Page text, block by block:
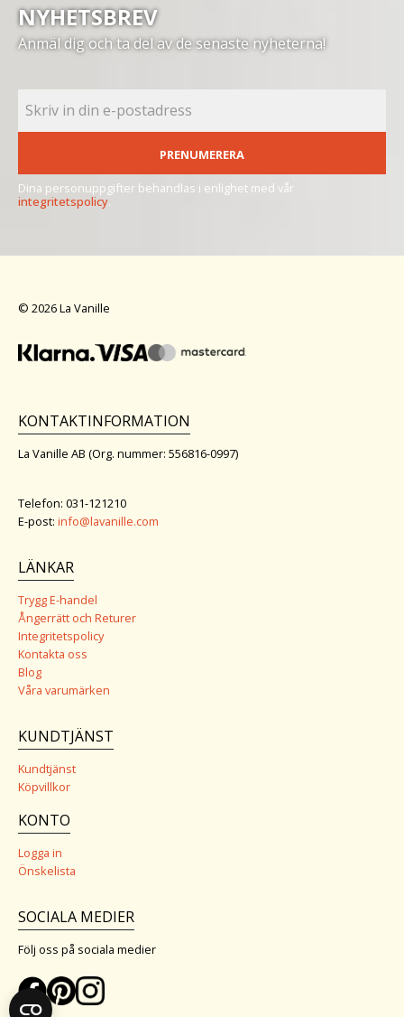
NYHETSBREV
Anmäl dig och ta del av de senaste nyheterna!
PRENUMERERA
Dina personuppgifter behandlas i enlighet med vår
integritetspolicy.
© 2026 La Vanille
KONTAKTINFORMATION
La Vanille AB (Org. nummer: 556816-0997)
Telefon: 031-121210
E-post: info@lavanille.com
LÄNKAR
Trygg E-handel
Ångerrätt och Returer
Integritetspolicy
Kontakta oss
Blog
Våra varumärken
KUNDTJÄNST
Kundtjänst
Köpvillkor
KONTO
Logga in
Önskelista
SOCIALA MEDIER
Följ oss på sociala medier